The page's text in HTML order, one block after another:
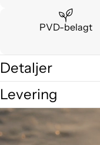
PVD-belagt
Detaljer
Levering